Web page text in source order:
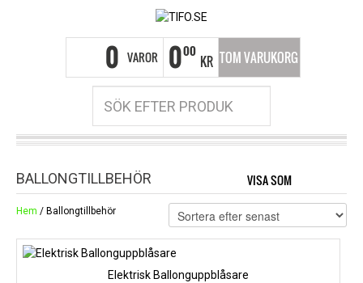
0 VAROR 000
KR TOM VARUKORG
BALLONGTILLBEHÖR VISA SOM
Hem / Ballongtillbehör
Elektrisk Ballonguppblåsare